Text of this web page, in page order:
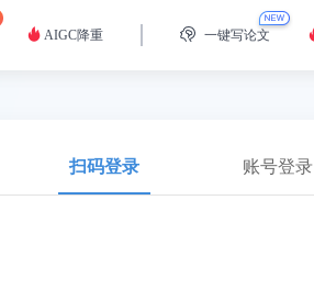
AIGC降重 一键写论文
扫码登录 账号登录